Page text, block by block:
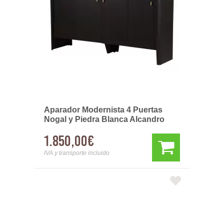
Aparador Modernista 4 Puertas
Nogal y Piedra Blanca Alcandro
1.850,00€
IVA y transporte incluido